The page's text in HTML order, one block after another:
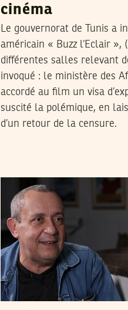
cinéma
Le gouvernorat de Tunis a
américain « Buzz l’Eclair »,
différentes salles relevant
invoqué : le ministère des
accordé au film un visa
suscité la polémique, en
d’un retour de la censure.